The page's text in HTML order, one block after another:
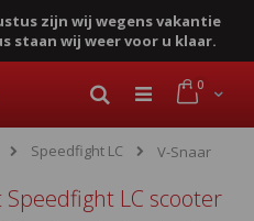
zijn wij wegens vakantie
staan wij weer voor u klaar.
Cart
0
Zoek
Speedfight LC V-Snaar
LC scooter